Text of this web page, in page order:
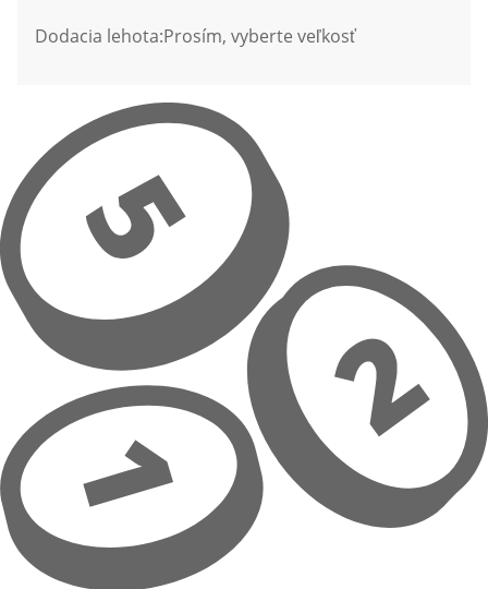
Dodacia lehota:Prosím, vyberte veľkosť